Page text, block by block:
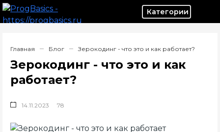
Главная Блог Зерокодинг - что это и как работает?
Зерокодинг - что это и как
работает?
14.11.2023 78